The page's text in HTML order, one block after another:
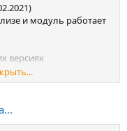
и модуль работает
версиях
страниц двух